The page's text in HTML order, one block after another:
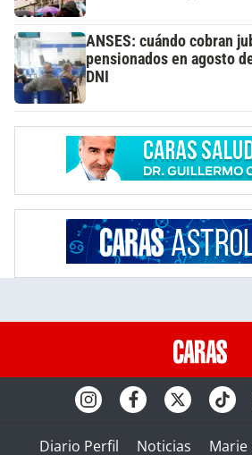
ANSES: cuándo cobran
pensionados en agosto
DNI
Diario Perfil Noticias Marie